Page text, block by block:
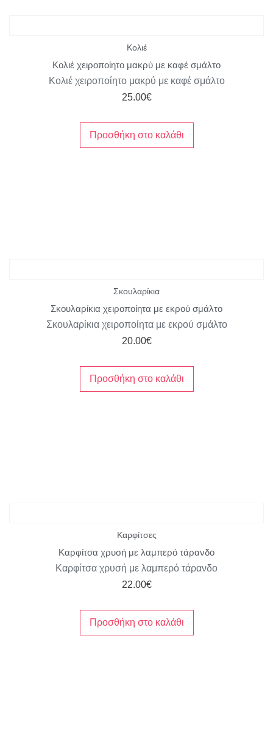
Κολιέ
Κολιέ χειροποίητο μακρύ με καφέ σμάλτο
Κολιέ χειροποίητο μακρύ με καφέ σμάλτο
25.00€
Προσθήκη στο καλάθι
Σκουλαρίκια
Σκουλαρίκια χειροποίητα με εκρού σμάλτο
Σκουλαρίκια χειροποίητα με εκρού σμάλτο
20.00€
Προσθήκη στο καλάθι
Καρφίτσες
Καρφίτσα χρυσή με λαμπερό τάρανδο
Καρφίτσα χρυσή με λαμπερό τάρανδο
22.00€
Προσθήκη στο καλάθι